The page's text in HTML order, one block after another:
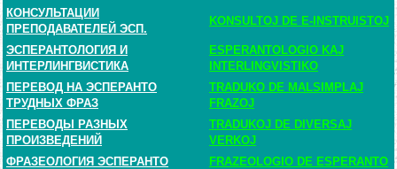
КОНСУЛЬТАЦИИ
ПРЕПОДАВАТЕЛЕЙ ЭСП.
KONSULTOJ DE E-INSTRUISTOJ
ЭСПЕРАНТОЛОГИЯ И
ИНТЕРЛИНГВИСТИКА
ESPERANTOLOGIO KAJ
INTERLINGVISTIKO
ПЕРЕВОД НА ЭСПЕРАНТО
ТРУДНЫХ ФРАЗ
TRADUKO DE MALSIMPLAJ
FRAZOJ
ПЕРЕВОДЫ РАЗНЫХ
ПРОИЗВЕДЕНИЙ
TRADUKOJ DE DIVERSAJ
VERKOJ
ФРАЗЕОЛОГИЯ ЭСПЕРАНТО
FRAZEOLOGIO DE ESPERANTO